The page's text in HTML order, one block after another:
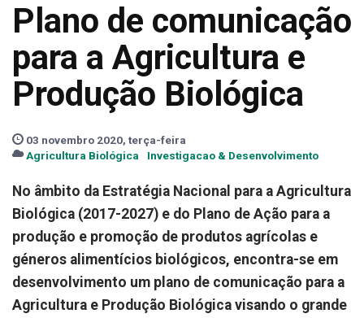
Plano de comunicação
para a Agricultura e
Produção Biológica
03 novembro 2020, terça-feira
Agricultura Biológica
Investigacao & Desenvolvimento
No âmbito da Estratégia Nacional para a Agricultura
Biológica (2017-2027) e do Plano de Ação para a
produção e promoção de produtos agrícolas e
géneros alimentícios biológicos, encontra-se em
desenvolvimento um plano de comunicação para a
Agricultura e Produção Biológica visando o grande